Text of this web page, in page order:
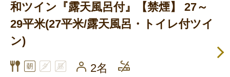
和ツイン『露天風呂付』【禁煙】 27～
29平米(27平米/露天風呂・トイレ付ツイ
ン)
2名